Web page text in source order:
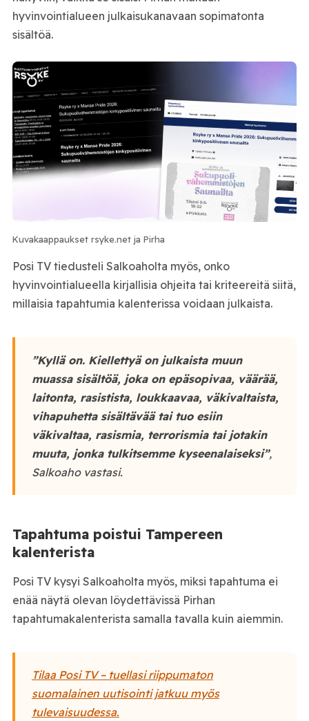
hyvinvointialueen julkaisukanavaan sopimatonta
sisältöä.
Kuvakaappaukset rsyke.net ja Pirha
Posi TV tiedusteli Salkoaholta myös, onko
hyvinvointialueella kirjallisia ohjeita tai kriteereitä siitä,
millaisia tapahtumia kalenterissa voidaan julkaista.
”Kyllä on. Kiellettyä on julkaista muun
muassa sisältöä, joka on epäsopivaa, väärää,
laitonta, rasistista, loukkaavaa, väkivaltaista,
vihapuhetta sisältävää tai tuo esiin
väkivaltaa, rasismia, terrorismia tai jotakin
muuta, jonka tulkitsemme kyseenalaiseksi”,
Salkoaho vastasi.
Tapahtuma poistui Tampereen
kalenterista
Posi TV kysyi Salkoaholta myös, miksi tapahtuma ei
enää näytä olevan löydettävissä Pirhan
tapahtumakalenterista samalla tavalla kuin aiemmin.
Tilaa Posi TV – tuellasi riippumaton
suomalainen uutisointi jatkuu myös
tulevaisuudessa.